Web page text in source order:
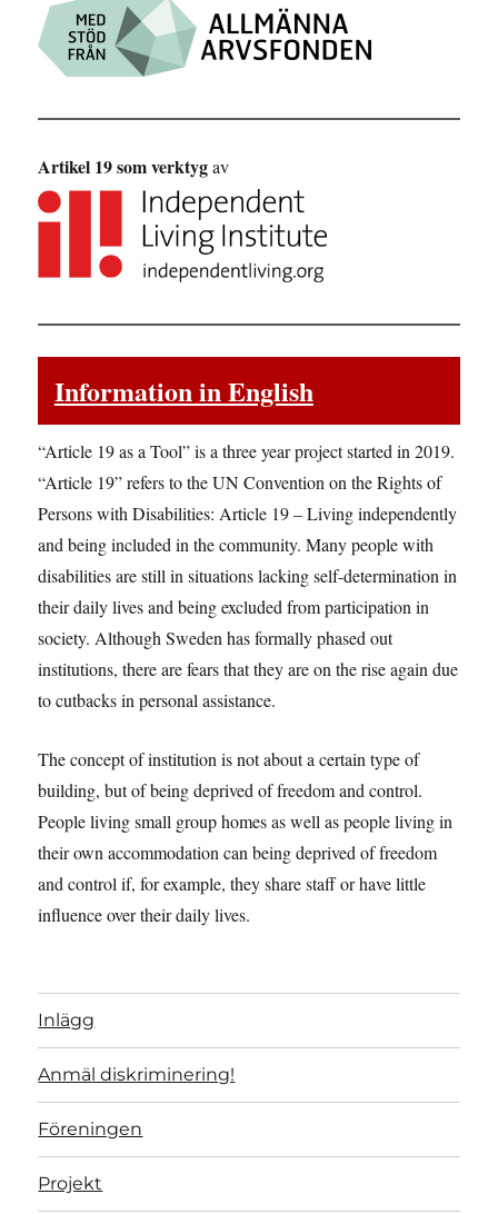
Artikel 19 som verktygav
Information in English
“Article 19 as a Tool” is a three year project started in 2019.
“Article 19” refers to the UN Convention on the Rights of
Persons with Disabilities: Article 19 – Living independently
and being included in the community. Many people with
disabilities are still in situations lacking self-determination in
their daily lives and being excluded from participation in
society. Although Sweden has formally phased out
institutions, there are fears that they are on the rise again due
to cutbacks in personal assistance.
The concept of institution is not about a certain type of
building, but of being deprived of freedom and control.
People living small group homes as well as people living in
their own accommodation can being deprived of freedom
and control if, for example, they share staff or have little
influence over their daily lives.
Inlägg
Anmäl diskriminering!
Föreningen
Projekt